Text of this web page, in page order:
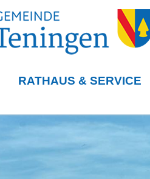
RATHAUS & SERVICE